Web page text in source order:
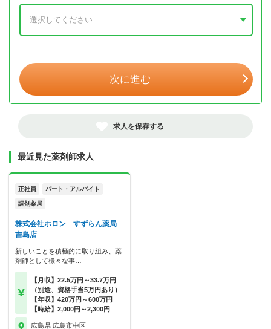
次に進む
求人を保存する
最近見た薬剤師求人
正社員 パート・アルバイト
調剤薬局
株式会社ホロン すずらん薬局
吉島店
新しいことを積極的に取り組み、薬
剤師として様々な事…
【月収】22.5万円～33.7万円
（別途、資格手当5万円あり）
【年収】420万円～600万円
【時給】2,000円～2,300円
広島県 広島市中区